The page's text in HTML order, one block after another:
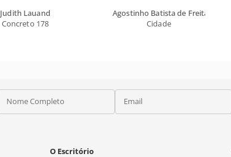
Judith Lauand
Concreto 178
Agostinho Batista de Freitas
Cidade
Nome Completo Email
O Escritório